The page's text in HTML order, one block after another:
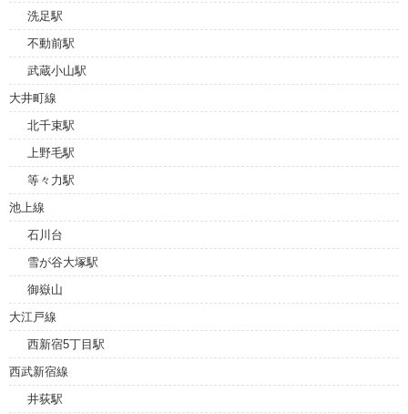
洗足駅
不動前駅
武蔵小山駅
大井町線
北千束駅
上野毛駅
等々力駅
池上線
石川台
雪が谷大塚駅
御嶽山
大江戸線
西新宿5丁目駅
西武新宿線
井荻駅